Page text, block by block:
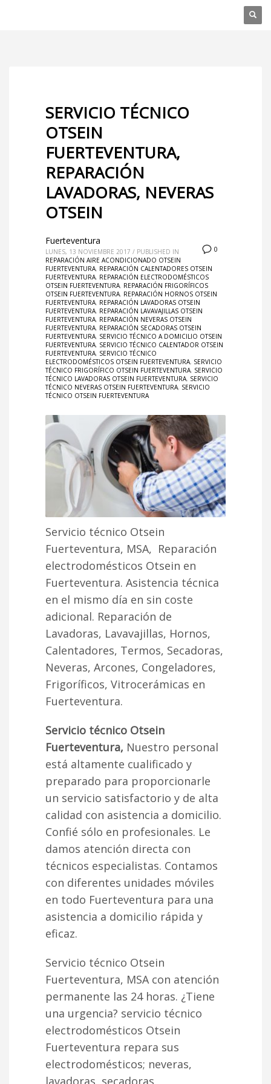
SERVICIO TÉCNICO
OTSEIN
FUERTEVENTURA,
REPARACIÓN
LAVADORAS, NEVERAS
OTSEIN
0
Fuerteventura
LUNES, 13 NOVIEMBRE 2017 / PUBLISHED IN
REPARACIÓN AIRE ACONDICIONADO OTSEIN
FUERTEVENTURA, REPARACIÓN CALENTADORES OTSEIN
FUERTEVENTURA, REPARACIÓN ELECTRODOMÉSTICOS
OTSEIN FUERTEVENTURA, REPARACIÓN FRIGORÍFICOS
OTSEIN FUERTEVENTURA, REPARACIÓN HORNOS OTSEIN
FUERTEVENTURA, REPARACIÓN LAVADORAS OTSEIN
FUERTEVENTURA, REPARACIÓN LAVAVAJILLAS OTSEIN
FUERTEVENTURA, REPARACIÓN NEVERAS OTSEIN
FUERTEVENTURA, REPARACIÓN SECADORAS OTSEIN
FUERTEVENTURA, SERVICIO TÉCNICO A DOMICILIO OTSEIN
FUERTEVENTURA, SERVICIO TÉCNICO CALENTADOR OTSEIN
FUERTEVENTURA, SERVICIO TÉCNICO
ELECTRODOMÉSTICOS OTSEIN FUERTEVENTURA, SERVICIO
TÉCNICO FRIGORÍFICO OTSEIN FUERTEVENTURA, SERVICIO
TÉCNICO LAVADORAS OTSEIN FUERTEVENTURA, SERVICIO
TÉCNICO NEVERAS OTSEIN FUERTEVENTURA, SERVICIO
TÉCNICO OTSEIN FUERTEVENTURA
Servicio técnico Otsein
Fuerteventura, MSA, Reparación
electrodomésticos Otsein en
Fuerteventura. Asistencia técnica
en el mismo día en sin coste
adicional. Reparación de
Lavadoras, Lavavajillas, Hornos,
Calentadores, Termos, Secadoras,
Neveras, Arcones, Congeladores,
Frigoríficos, Vitrocerámicas en
Fuerteventura.
Servicio técnico Otsein
Fuerteventura, Nuestro personal
está altamente cualificado y
preparado para proporcionarle
un servicio satisfactorio y de alta
calidad con asistencia a domicilio.
Confié sólo en profesionales. Le
damos atención directa con
técnicos especialistas. Contamos
con diferentes unidades móviles
en todo Fuerteventura para una
asistencia a domicilio rápida y
eficaz.
Servicio técnico Otsein
Fuerteventura, MSA con atención
permanente las 24 horas. ¿Tiene
una urgencia? servicio técnico
electrodomésticos Otsein
Fuerteventura repara sus
electrodomésticos; neveras,
lavadoras, secadoras,